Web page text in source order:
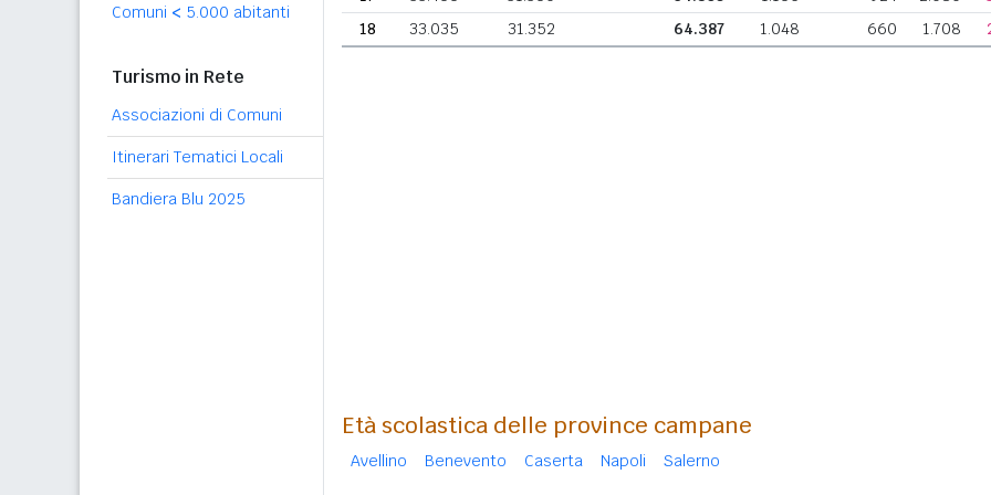
Comuni < 5.000 abitanti
Turismo in Rete
Associazioni di Comuni
Itinerari Tematici Locali
Bandiera Blu 2025
18
33.035 31.352 64.387 1.048 660 1.708
Età scolastica delle province campane
Avellino Benevento Caserta Napoli Salerno